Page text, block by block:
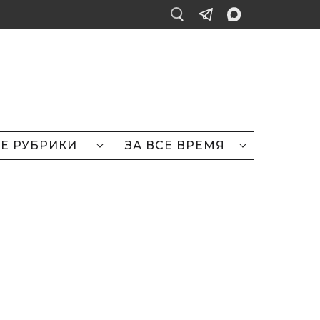
РУБРИКИ ЗА ВСЕ ВРЕМЯ